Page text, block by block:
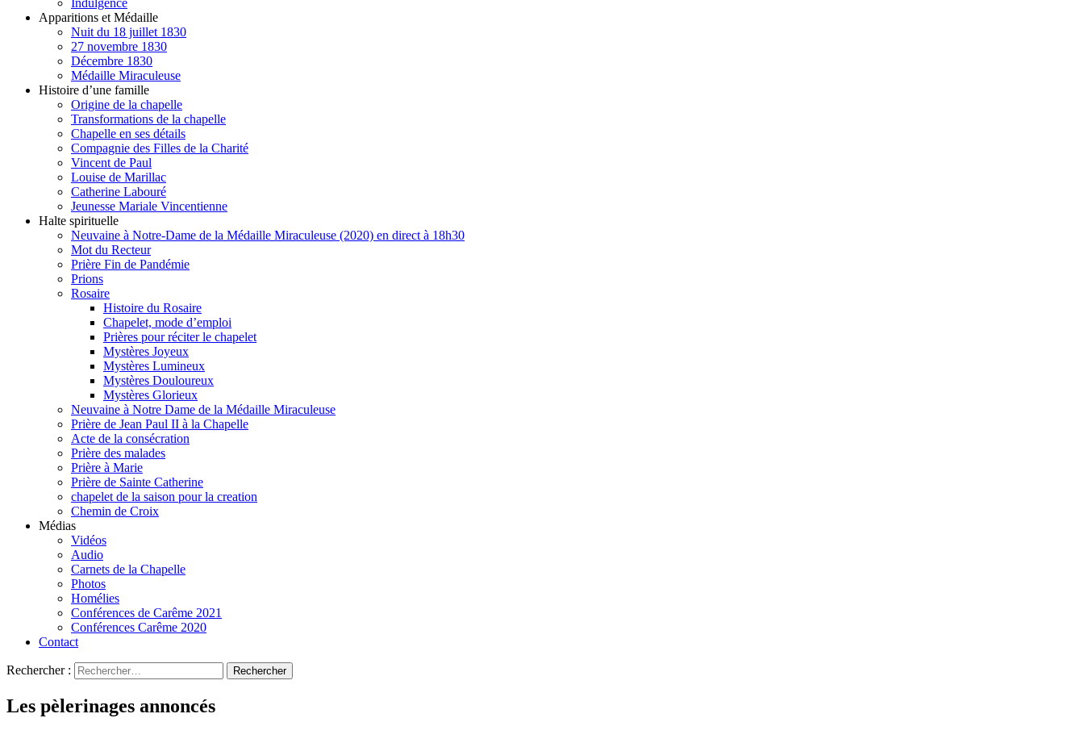
Apparitions et Médaille
Nuit du 18 juillet 1830
27 novembre 1830
Décembre 1830
Médaille Miraculeuse
Histoire d’une famille
Origine de la chapelle
Transformations de la chapelle
Chapelle en ses détails
Compagnie des Filles de la Charité
Vincent de Paul
Louise de Marillac
Catherine Labouré
Jeunesse Mariale Vincentienne
Halte spirituelle
Neuvaine à Notre-Dame de la Médaille Miraculeuse (2020) en direct à 18h30
Mot du Recteur
Prière Fin de Pandémie
Prions
Rosaire
Histoire du Rosaire
Chapelet, mode d’emploi
Prières pour réciter le chapelet
Mystères Joyeux
Mystères Lumineux
Mystères Douloureux
Mystères Glorieux
Neuvaine à Notre Dame de la Médaille Miraculeuse
Prière de Jean Paul II à la Chapelle
Acte de la consécration
Prière des malades
Prière à Marie
Prière de Sainte Catherine
chapelet de la saison pour la creation
Chemin de Croix
Médias
Vidéos
Audio
Carnets de la Chapelle
Photos
Homélies
Conférences de Carême 2021
Conférences Carême 2020
Contact
Rechercher :
Les pèlerinages annoncés